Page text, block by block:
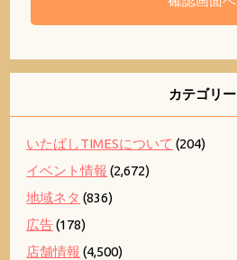
カテゴリー
いたばしTIMESについて (204)
イベント情報 (2,672)
地域ネタ (836)
広告(178)
店舗情報 (4,500)